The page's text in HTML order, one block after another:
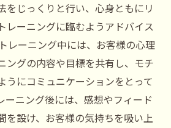
をじっくりと行い、心身ともにリ
レーニングに臨むようアドバイス
レーニング中には、お客様の心理
ングの内容や目標を共有し、モチ
うにコミュニケーションをとって
ーニング後には、感想やフィード
を設け、お客様の気持ちを吸い上